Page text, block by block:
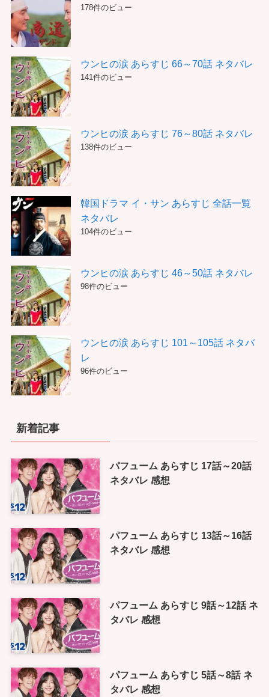
178件のビュー
ウンヒの涙 あらすじ 66～70話 ネタバレ
141件のビュー
ウンヒの涙 あらすじ 76～80話 ネタバレ
138件のビュー
韓国ドラマ イ・サン あらすじ 全話一覧
ネタバレ
104件のビュー
ウンヒの涙 あらすじ 46～50話 ネタバレ
98件のビュー
ウンヒの涙 あらすじ 101～105話 ネタバ
レ
96件のビュー
新着記事
パフューム あらすじ 17話～20話
ネタバレ 感想
パフューム あらすじ 13話～16話
ネタバレ 感想
パフューム あらすじ 9話～12話 ネ
タバレ 感想
パフューム あらすじ 5話～8話 ネ
タバレ 感想